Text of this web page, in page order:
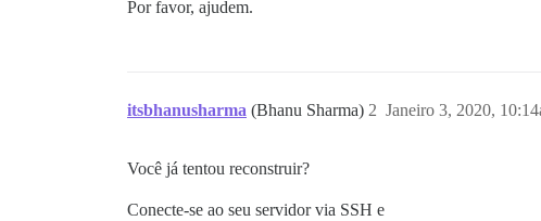
Por favor, ajudem.
itsbhanusharma (Bhanu Sharma) Janeiro 3, 2020,
2
Você já tentou reconstruir?
Conecte-se ao seu servidor via SSH e